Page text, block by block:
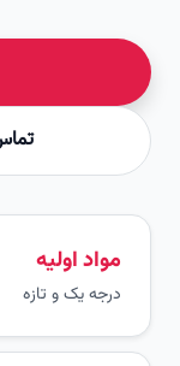
تماس مستقیم: 021-
مواد اولیه
درجه یک و تازه